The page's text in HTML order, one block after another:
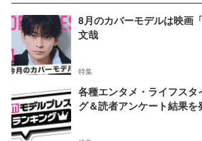
8月のカバーモデルは映画
文哉
特集
各種エンタメ・ライフス
グ＆読者アンケート結果を